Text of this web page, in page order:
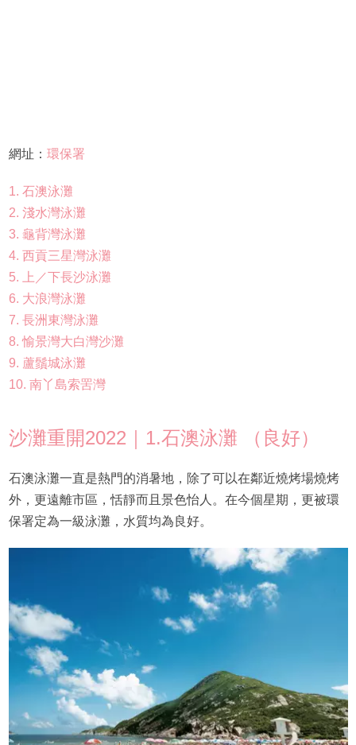
網址： 環保署
1. 石澳泳灘
2. 淺水灣泳灘
3. 龜背灣泳灘
4. 西貢三星灣泳灘
5. 上／下長沙泳灘
6. 大浪灣泳灘
7. 長洲東灣泳灘
8. 愉景灣大白灣沙灘
9. 蘆鬚城泳灘
10. 南丫島索罟灣
沙灘重開2022｜1.石澳泳灘 （良好）
石澳泳灘一直是熱門的消暑地，除了可以在鄰近燒烤場燒烤
外，更遠離市區，恬靜而且景色怡人。在今個星期，更被環
保署定為一級泳灘，水質均為良好。